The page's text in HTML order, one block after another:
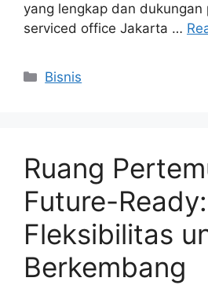
yang lengkap dan dukungan
serviced office Jakarta …
Categories
Bisnis
Ruang
Future-Ready:
Fleksibilitas
Berkembang